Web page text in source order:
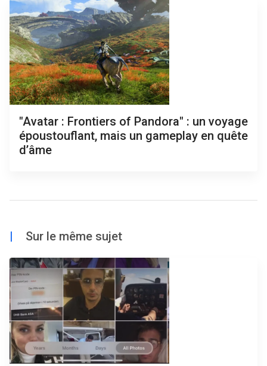
"Avatar : Frontiers of Pandora" : un voyage
époustouflant, mais un gameplay en quête
d’âme
| Sur le même sujet